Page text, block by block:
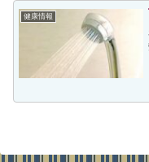
健康情報